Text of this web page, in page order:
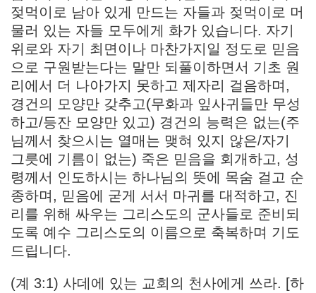
젖먹이로 남아 있게 만드는 자들과 젖먹이로 머
물러 있는 자들 모두에게 화가 있습니다. 자기
위로와 자기 최면이나 마찬가지일 정도로 믿음
으로 구원받는다는 말만 되풀이하면서 기초 원
리에서 더 나아가지 못하고 제자리 걸음하며,
경건의 모양만 갖추고(무화과 잎사귀들만 무성
하고/등잔 모양만 있고) 경건의 능력은 없는(주
님께서 찾으시는 열매는 맺혀 있지 않은/자기
그릇에 기름이 없는) 죽은 믿음을 회개하고, 성
령께서 인도하시는 하나님의 뜻에 목숨 걸고 순
종하며, 믿음에 굳게 서서 마귀를 대적하고, 진
리를 위해 싸우는 그리스도의 군사들로 준비되
도록 예수 그리스도의 이름으로 축복하며 기도
드립니다.
(계 3:1) 사데에 있는 교회의 천사에게 쓰라. [하